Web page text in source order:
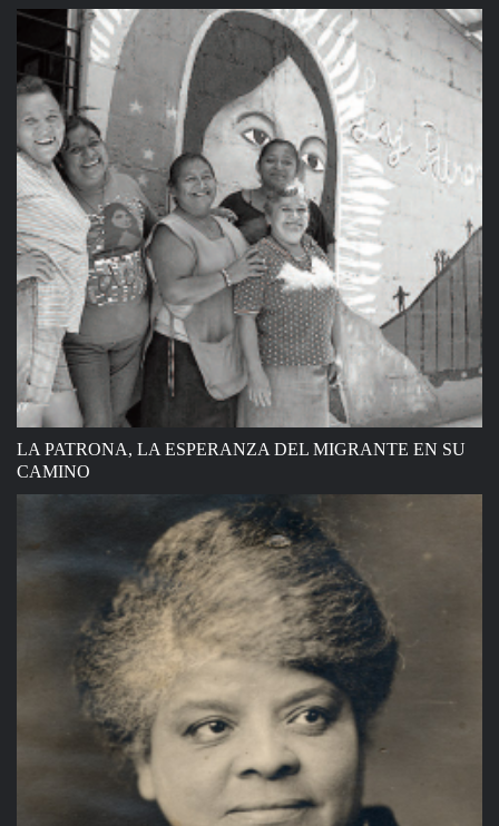
LA PATRONA, LA ESPERANZA DEL MIGRANTE EN SU
CAMINO